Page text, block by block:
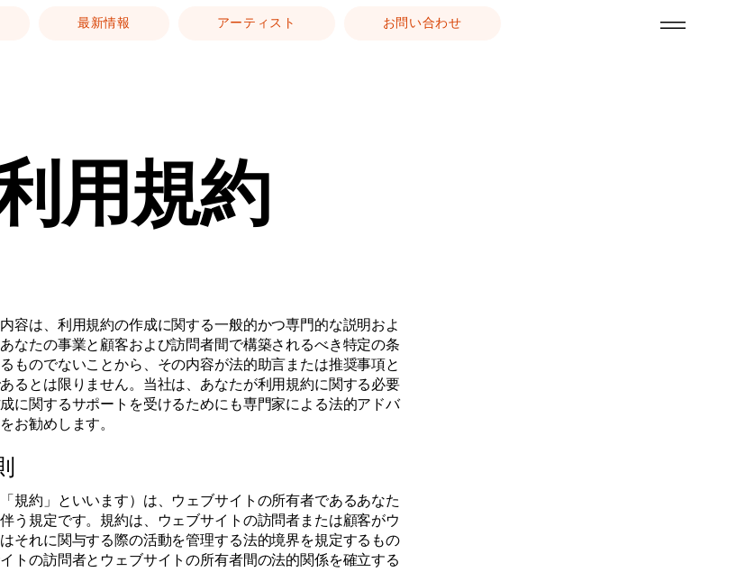
最新情報 アーティスト お問い合わせ
用規約
容は、利用規約の作成に関する一般的かつ専門的な説明およ
なたの事業と顧客および訪問者間で構築されるべき特定の条
ものでないことから、その内容が法的助言または推奨事項と
るとは限りません。当社は、あなたが利用規約に関する必要
に関するサポートを受けるためにも専門家による法的アドバ
お勧めします。
規約」といいます）は、ウェブサイトの所有者であるあなた
う規定です。規約は、ウェブサイトの訪問者または顧客がウ
それに関与する際の活動を管理する法的境界を規定するもの
トの訪問者とウェブサイトの所有者間の法的関係を確立する